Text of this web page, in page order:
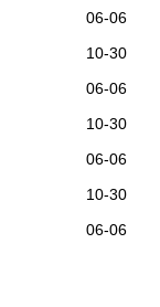
06-06
10-30
06-06
10-30
06-06
10-30
06-06